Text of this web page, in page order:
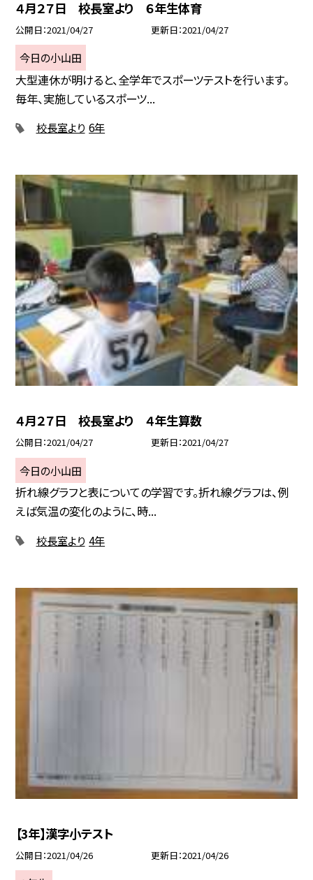
４月２７日 校長室より ６年生体育
公開日 2021/04/27 更新日 2021/04/27
今日の小山田
大型連休が明けると、全学年でスポーツテストを行います。
毎年、実施しているスポーツ...
校長室より 6年
４月２７日 校長室より ４年生算数
公開日 2021/04/27 更新日 2021/04/27
今日の小山田
折れ線グラフと表についての学習です。折れ線グラフは、例
えば気温の変化のように、時...
校長室より 4年
【3年】漢字小テスト
公開日 2021/04/26 更新日 2021/04/26